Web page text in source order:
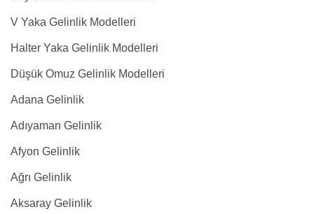
V Yaka Gelinlik Modelleri
Halter Yaka Gelinlik Modelleri
Düşük Omuz Gelinlik Modelleri
Adana Gelinlik
Adıyaman Gelinlik
Afyon Gelinlik
Ağrı Gelinlik
Aksaray Gelinlik